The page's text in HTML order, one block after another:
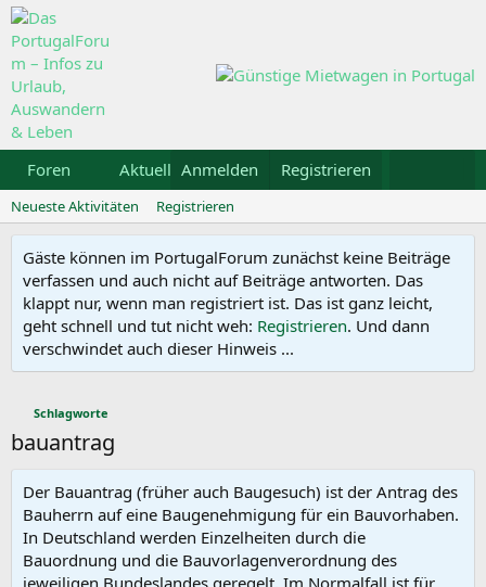
Foren Aktuelles Galerie Kalender
Anmelden Registrieren
Neueste Aktivitäten Registrieren
Gäste können im PortugalForum zunächst keine Beiträge
verfassen und auch nicht auf Beiträge antworten. Das
klappt nur, wenn man registriert ist. Das ist ganz leicht,
geht schnell und tut nicht weh: Registrieren. Und dann
verschwindet auch dieser Hinweis ...
Schlagworte
bauantrag
Der Bauantrag (früher auch Baugesuch) ist der Antrag des
Bauherrn auf eine Baugenehmigung für ein Bauvorhaben.
In Deutschland werden Einzelheiten durch die
Bauordnung und die Bauvorlagenverordnung des
jeweiligen Bundeslandes geregelt. Im Normalfall ist für